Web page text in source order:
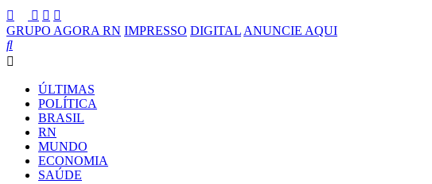
GRUPO AGORA RN IMPRESSO DIGITAL ANUNCIE AQUI
ÚLTIMAS
POLÍTICA
BRASIL
RN
MUNDO
ECONOMIA
SAÚDE